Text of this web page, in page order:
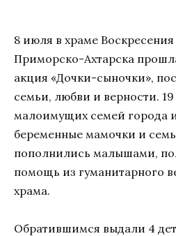
8 июля в храме
Приморско-Ахтарска
акция «Дочки-сыночки»,
семьи, любви и верности.
малоимущих семей города
беременные мамочки и
пополнились малышами,
помощь из гуманитарного
храма.
Обратившимся выдали 4